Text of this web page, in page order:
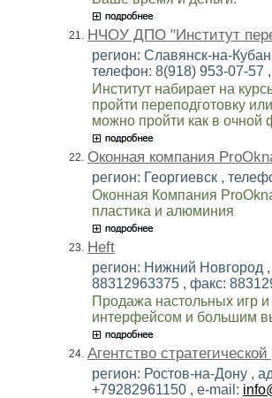
21. НЧОУ ДПО "Институт
регион: Славянск-на-
телефон: 8(918) 953-07-57
Институт набирает на
пройти переподготовку
можно пройти как в очной
22. Оконная компания
регион: Георгиевск ,
Оконная Компания
пластика и алюминия
23. Heft
регион: Нижний Новгород
88312963375 , факс:
Продажа настольных игр
интерфейсом и большим
24. Агентство
регион: Ростов-на-Дону ,
+79282961150 , e-mail: